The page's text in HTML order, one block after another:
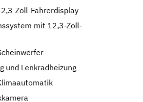
Zoll-Fahrerdisplay
mit 12,3-Zoll-
und Lenkradheizung